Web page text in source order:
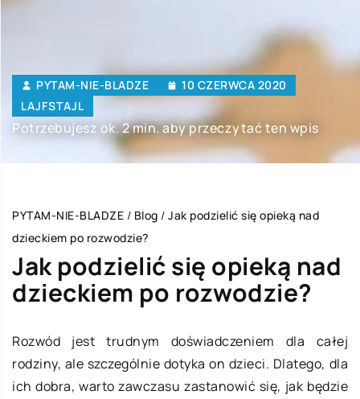
PYTAM-NIE-BLADZE
10 CZERWCA 2020
LAJFSTAJL
Potrzebujesz ok. 2 min. aby przeczytać ten wpis
PYTAM-NIE-BLADZE / Blog / Jak podzielić się opieką nad
dzieckiem po rozwodzie?
Jak podzielić się opieką nad
dzieckiem po rozwodzie?
Rozwód jest trudnym doświadczeniem dla całej
rodziny, ale szczególnie dotyka on dzieci. Dlatego, dla
ich dobra, warto zawczasu zastanowić się, jak będzie